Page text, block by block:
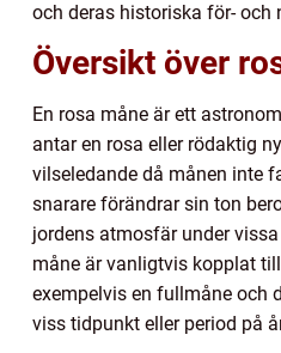
och deras historiska för- och
Översikt över
En rosa måne är ett
antar en rosa eller rödaktig
vilseledande då månen inte
snarare förändrar sin ton
jordens atmosfär under
måne är vanligtvis kopplat
exempelvis en fullmåne och
viss tidpunkt eller period på